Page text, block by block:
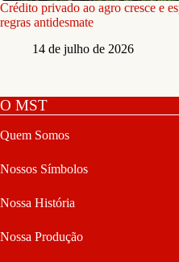
Crédito privado ao agro cresce e
regras antidesmate
14 de julho de 2026
O MST
Quem Somos
Nossos Símbolos
Nossa História
Nossa Produção